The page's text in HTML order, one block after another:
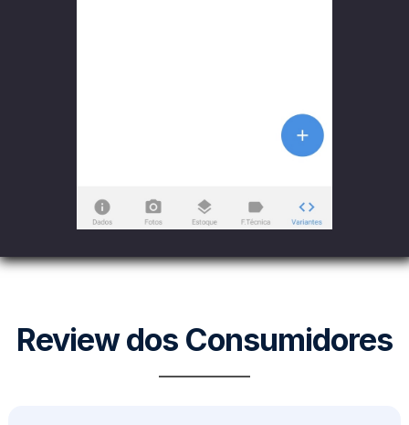
Review dos Consumidores